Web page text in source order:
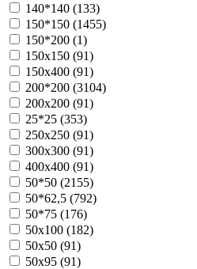
140*140 (133)
150*150 (1455)
150*200 (1)
150х150 (91)
150х400 (91)
200*200 (3104)
200х200 (91)
25*25 (353)
250х250 (91)
300х300 (91)
400х400 (91)
50*50 (2155)
50*62,5 (792)
50*75 (176)
50х100 (182)
50х50 (91)
50х95 (91)